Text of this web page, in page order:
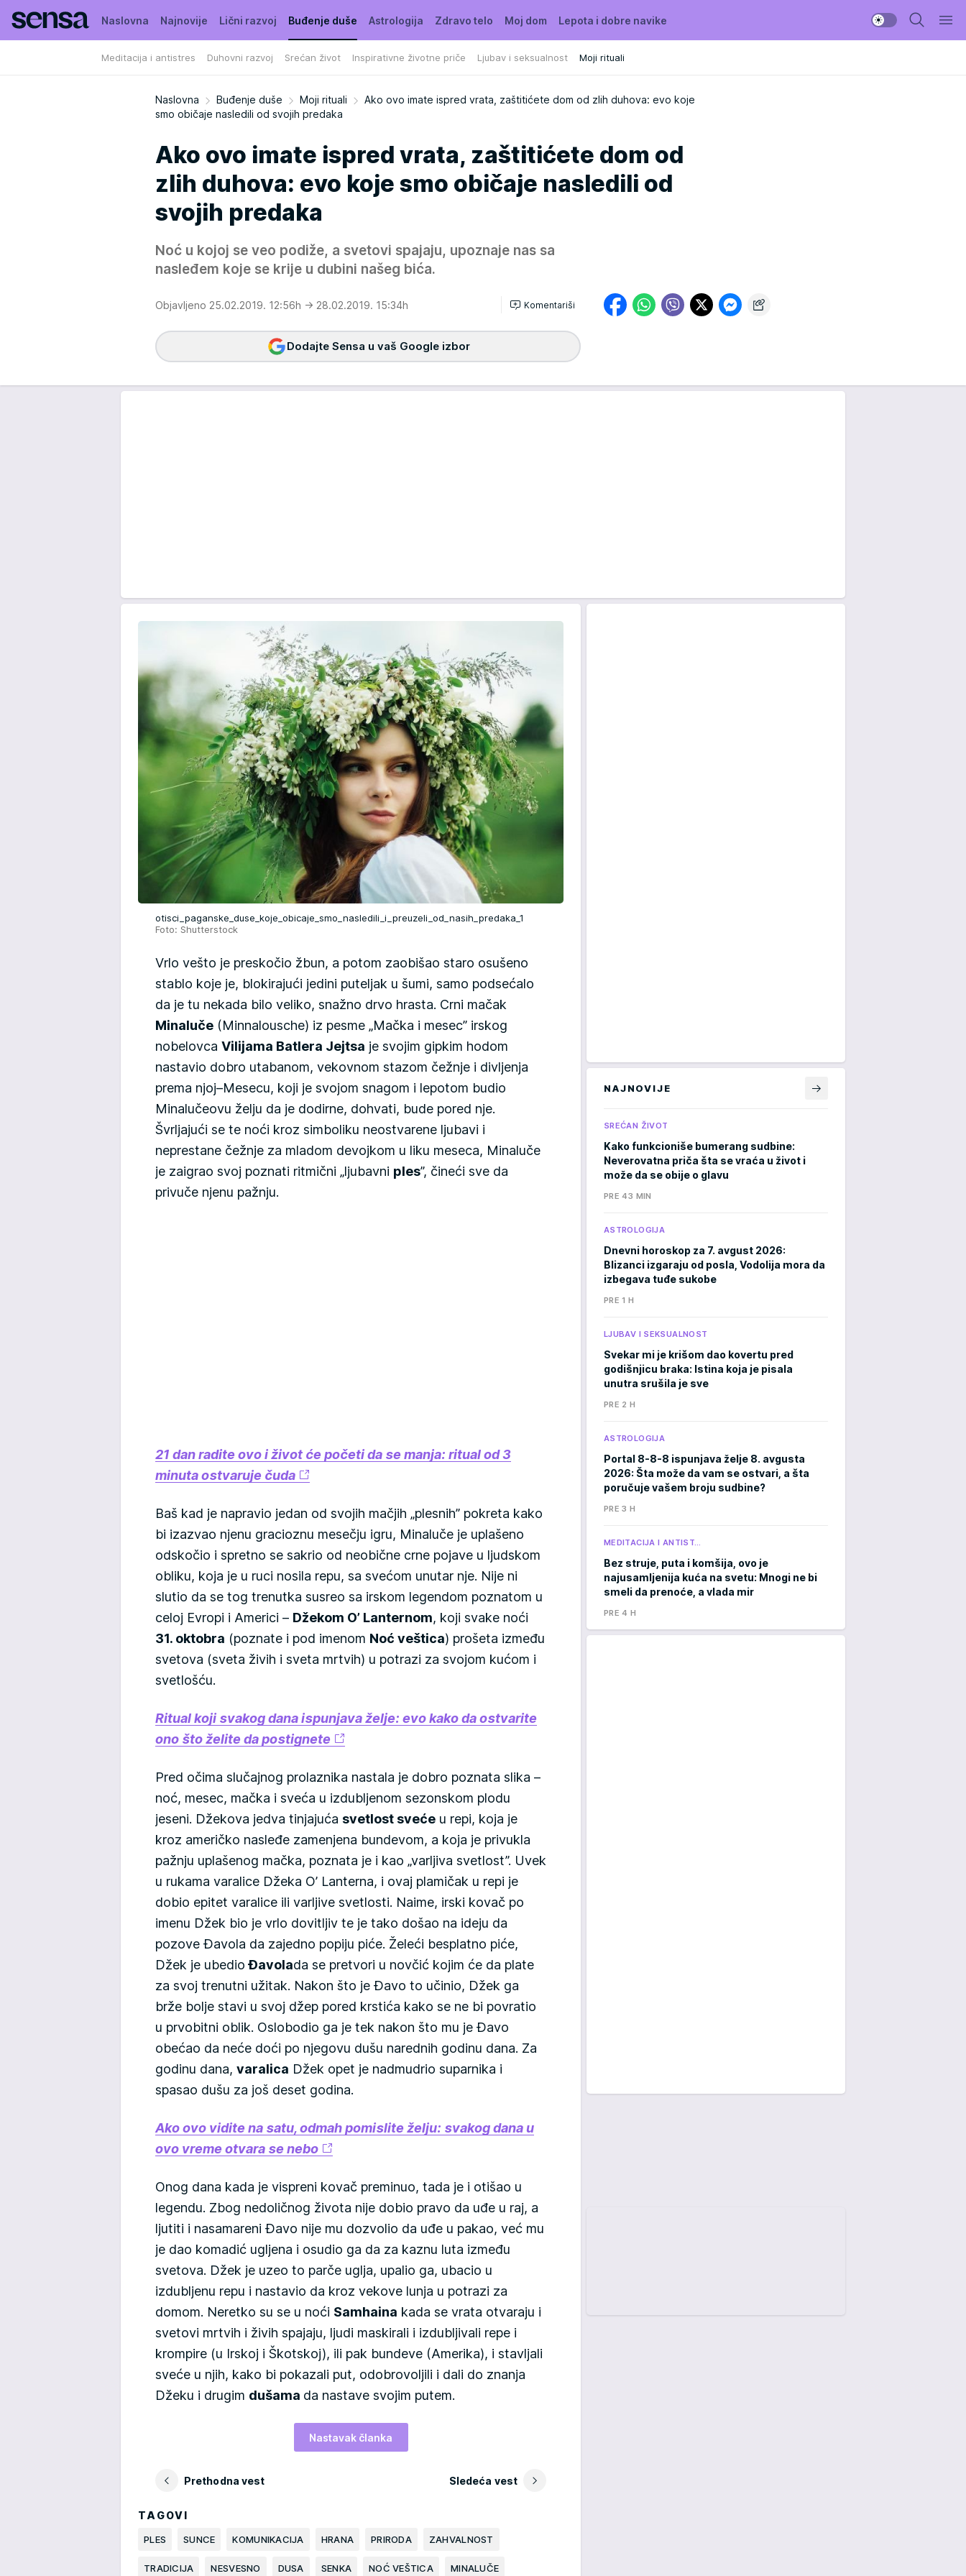
Naslovna Najnovije Lični razvoj Buđenje duše
Meditacija i antistres Duhovni razvoj Srećan život Inspirativne životne priče Ljubav i seksualnost Moji rituali
Astrologija Zdravo telo Moj dom Lepota i dobre navike
Naslovna Buđenje duše Moji rituali
Ako ovo imate ispred vrata, zaštitićete dom od zlih duhova: evo koje
smo običaje nasledili od svojih predaka
Ako ovo imate ispred vrata, zaštitićete dom od
zlih duhova: evo koje smo običaje nasledili od
svojih predaka
Noć u kojoj se veo podiže, a svetovi spajaju, upoznaje nas sa
nasleđem koje se krije u dubini našeg bića.
Objavljeno 25.02.2019. 12:56h → 28.02.2019. 15:34h Komentariši
Dodajte Sensa u vaš Google izbor
otisci_paganske_duse_koje_obicaje_smo_nasledili_i_preuzeli_od_nasih_predaka_1
Foto: Shutterstock
Vrlo vešto je preskočio žbun, a potom zaobišao staro osušeno
stablo koje je, blokirajući jedini puteljak u šumi, samo podsećalo
da je tu nekada bilo veliko, snažno drvo hrasta. Crni mačak
Minaluče (Minnalousche) iz pesme „Mačka i mesec” irskog
nobelovca Vilijama Batlera Jejtsa je svojim gipkim hodom
nastavio dobro utabanom, vekovnom stazom čežnje i divljenja
prema njoj–Mesecu, koji je svojom snagom i lepotom budio
Minalučeovu želju da je dodirne, dohvati, bude pored nje.
Švrljajući se te noći kroz simboliku neostvarene ljubavi i
neprestane čežnje za mladom devojkom u liku meseca, Minaluče
je zaigrao svoj poznati ritmični „ljubavni ples”, čineći sve da
privuče njenu pažnju.
21 dan radite ovo i život će početi da se manja: ritual od 3
minuta ostvaruje čuda
Baš kad je napravio jedan od svojih mačjih „plesnih” pokreta kako
bi izazvao njenu gracioznu mesečju igru, Minaluče je uplašeno
odskočio i spretno se sakrio od neobične crne pojave u ljudskom
obliku, koja je u ruci nosila repu, sa svećom unutar nje. Nije ni
slutio da se tog trenutka susreo sa irskom legendom poznatom u
celoj Evropi i Americi – Džekom O’ Lanternom, koji svake noći
31. oktobra (poznate i pod imenom Noć veštica) prošeta između
svetova (sveta živih i sveta mrtvih) u potrazi za svojom kućom i
svetlošću.
Ritual koji svakog dana ispunjava želje: evo kako da ostvarite
ono što želite da postignete
Pred očima slučajnog prolaznika nastala je dobro poznata slika –
noć, mesec, mačka i sveća u izdubljenom sezonskom plodu
jeseni. Džekova jedva tinjajuća svetlost sveće u repi, koja je
kroz američko nasleđe zamenjena bundevom, a koja je privukla
pažnju uplašenog mačka, poznata je i kao „varljiva svetlost”. Uvek
u rukama varalice Džeka O’ Lanterna, i ovaj plamičak u repi je
dobio epitet varalice ili varljive svetlosti. Naime, irski kovač po
imenu Džek bio je vrlo dovitljiv te je tako došao na ideju da
pozove Đavola da zajedno popiju piće. Želeći besplatno piće,
Džek je ubedioĐavolada se pretvori u novčić kojim će da plate
za svoj trenutni užitak. Nakon što je Đavo to učinio, Džek ga
brže bolje stavi u svoj džep pored krstića kako se ne bi povratio
u prvobitni oblik. Oslobodio ga je tek nakon što mu je Đavo
obećao da neće doći po njegovu dušu narednih godinu dana. Za
godinu dana, varalica Džek opet je nadmudrio suparnika i
spasao dušu za još deset godina.
Ako ovo vidite na satu, odmah pomislite želju: svakog dana u
ovo vreme otvara se nebo
Onog dana kada je vispreni kovač preminuo, tada je i otišao u
legendu. Zbog nedoličnog života nije dobio pravo da uđe u raj, a
ljutiti i nasamareni Đavo nije mu dozvolio da uđe u pakao, već mu
je dao komadić ugljena i osudio ga da za kaznu luta između
svetova. Džek je uzeo to parče uglja, upalio ga, ubacio u
izdubljenu repu i nastavio da kroz vekove lunja u potrazi za
domom. Neretko su se u noći Samhaina kada se vrata otvaraju i
svetovi mrtvih i živih spajaju, ljudi maskirali i izdubljivali repe i
krompire (u Irskoj i Škotskoj), ili pak bundeve (Amerika), i stavljali
sveće u njih, kako bi pokazali put, odobrovoljili i dali do znanja
Džeku i drugim dušama da nastave svojim putem.
Nastavak članka
Prethodna vest Sledeća vest
TAGOVI
PLES SUNCE KOMUNIKACIJA HRANA PRIRODA ZAHVALNOST
TRADICIJA NESVESNO DUSA SENKA NOĆ VEŠTICA MINALUČE
NAJNOVIJE
SREĆAN ŽIVOT
Kako funkcioniše bumerang sudbine:
Neverovatna priča šta se vraća u život i
može da se obije o glavu
PRE 43 MIN
ASTROLOGIJA
Dnevni horoskop za 7. avgust 2026:
Blizanci izgaraju od posla, Vodolija mora da
izbegava tuđe sukobe
PRE 1 H
LJUBAV I SEKSUALNOST
Svekar mi je krišom dao kovertu pred
godišnjicu braka: Istina koja je pisala
unutra srušila je sve
PRE 2 H
ASTROLOGIJA
Portal 8-8-8 ispunjava želje 8. avgusta
2026: Šta može da vam se ostvari, a šta
poručuje vašem broju sudbine?
PRE 3 H
MEDITACIJA I ANTIST…
Bez struje, puta i komšija, ovo je
najusamljenija kuća na svetu: Mnogi ne bi
smeli da prenoće, a vlada mir
PRE 4 H